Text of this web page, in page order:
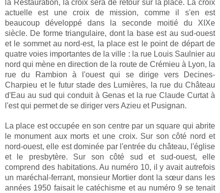
la Restauration, la croix sera de retour sur la place. La croix
actuelle est une croix de mission, comme il s'en est
beaucoup développé dans la seconde moitié du XIXe
siècle. De forme triangulaire, dont la base est au sud-ouest
et le sommet au nord-est, la place est le point de départ de
quatre voies importantes de la ville : la rue Louis Saulnier au
nord qui mène en direction de la route de Crémieu à Lyon, la
rue du Rambion à l'ouest qui se dirige vers Decines-
Charpieu et le futur stade des Lumières, la rue du Château
d'Eau au sud qui conduit à Genas et la rue Claude Curtat à
l'est qui permet de se diriger vers Azieu et Pusignan.
La place est occupée en son centre par un square qui abrite
le monument aux morts et une croix. Sur son côté nord et
nord-ouest, elle est dominée par l'entrée du château, l'église
et le presbytère. Sur son côté sud et sud-ouest, elle
comprend des habitations. Au numéro 10, il y avait autrefois
un maréchal-ferrant, monsieur Mortier dont la sœur dans les
années 1950 faisait le catéchisme et au numéro 9 se tenait